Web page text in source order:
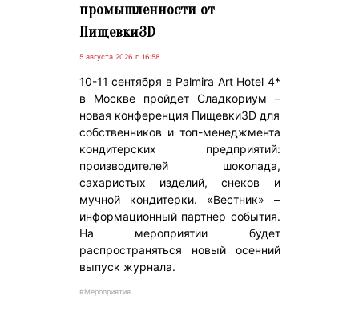
промышленности от
Пищевки3D
5 августа 2026 г. 16:58
10-11 сентября в Palmira Art Hotel 4*
в Москве пройдет Сладкориум –
новая конференция Пищевки3D для
собственников и топ-менеджмента
кондитерских предприятий:
производителей шоколада,
сахаристых изделий, снеков и
мучной кондитерки. «Вестник» –
информационный партнер события.
На мероприятии будет
распространяться новый осенний
выпуск журнала.
#Мероприятия